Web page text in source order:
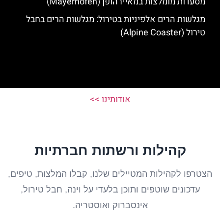
מגלשות הרים אלפיניות בטירול: מגלשות הרים בחבל
טירול (Alpine Coaster)
אודותינו >>
קהילות ורשתות חברתיות
הצטרפו לקהילות המטיילים שלנו, קבלו המלצות, טיפים,
עדכונים שוטפים ותוכן בלעדי על וינה, חבל טירול,
אינסברוק ואוסטריה.